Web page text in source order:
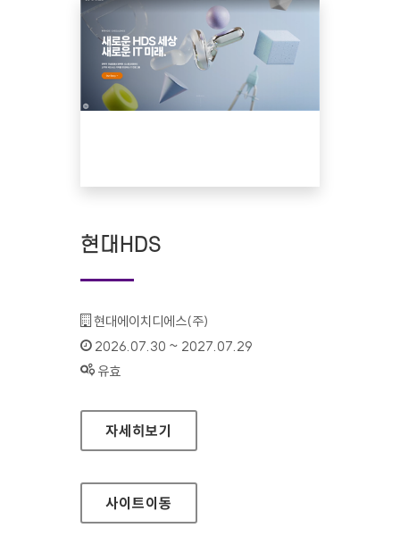
현대HDS
기관명 :
현대에이치디에스(주)
인증기간 :
2026.07.30 ~ 2027.07.29
상태 :
유효
현대HDS
자세히보기
사이트이동